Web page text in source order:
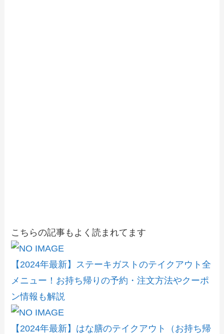
こちらの記事もよく読まれてます
【2024年最新】ステーキガストのテイクアウト全
メニュー！お持ち帰りの予約・注文方法やクーポ
ン情報も解説
【2024年最新】はな膳のテイクアウト（お持ち帰